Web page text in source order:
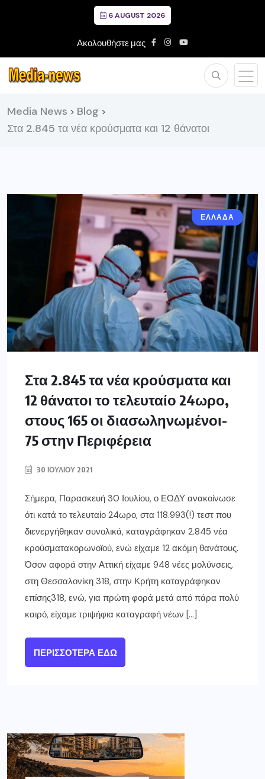
6 AUGUST 2026
Ακολουθήστε μας
Media News > Blog >
Στα 2.845 τα νέα κρούσματα και 12 θάνατοι
ΕΛΛΑΔΑ
Στα 2.845 τα νέα κρούσματα και
12 θάνατοι το τελευταίο 24ωρο,
στους 165 οι διασωληνωμένοι-
75 στην Περιφέρεια
30 ΙΟΥΛΊΟΥ 2021
Σήμερα, Παρασκευή 30 Ιουλίου, ο ΕΟΔΥ ανακοίνωσε
ότι κατά το τελευταίο 24ωρο, στα 118.993(!) τεστ που
διενεργήθηκαν συνολικά, καταγράφηκαν 2.845 νέα
κρούσματακορωνοϊού, ενώ είχαμε 12 ακόμη θανάτους.
Όσον αφορά στην Αττική είχαμε 948 νέες μολύνσεις,
στη Θεσσαλονίκη 318, στην Κρήτη καταγράφηκαν
επίσης318, ενώ, για πρώτη φορά μετά από πάρα πολύ
καιρό, είχαμε τριψήφια καταγραφή νέων […]
ΠΕΡΙΣΣΌΤΕΡΑ ΕΔΏ